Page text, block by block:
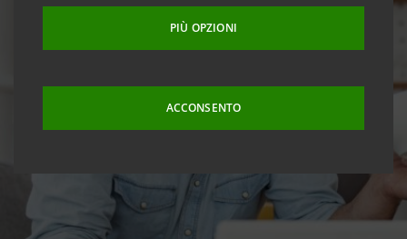
PIÙ OPZIONI
ACCONSENTO